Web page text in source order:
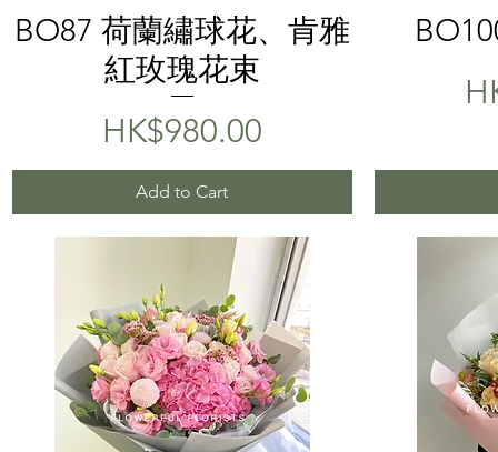
Quick View
BO87 荷蘭繡球花、肯雅
紅玫瑰花束
Price
HK$980.00
Add to Cart